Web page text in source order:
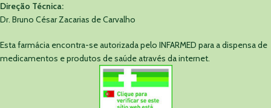
Direção Técnica:
Dr. Bruno César Zacarias de Carvalho
Esta farmácia encontra-se autorizada pelo INFARMED para a dispensa de
medicamentos e produtos de saúde através da internet.